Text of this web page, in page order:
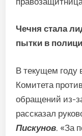
Чечня стала
пытки в
В текущем году
Комитета
обращений из-
рассказал
Пискунов. «За